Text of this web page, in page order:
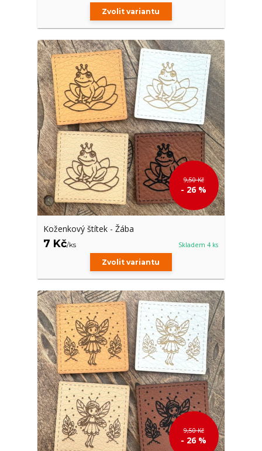
Zvolit variantu
9,50 Kč
- 26 %
Koženkový štítek - Žába
7 Kč/ks Skladem 4 ks
Zvolit variantu
9,50 Kč
- 26 %